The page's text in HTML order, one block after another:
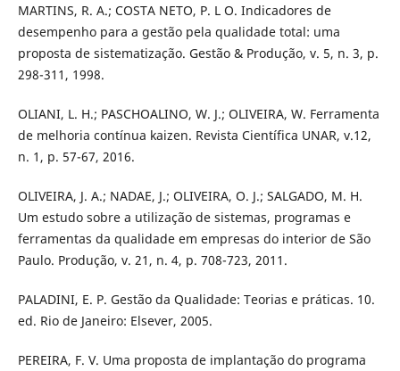
MARTINS, R. A.; COSTA NETO, P. L O. Indicadores de
desempenho para a gestão pela qualidade total: uma
proposta de sistematização. Gestão & Produção, v. 5, n. 3, p.
298-311, 1998.
OLIANI, L. H.; PASCHOALINO, W. J.; OLIVEIRA, W. Ferramenta
de melhoria contínua kaizen. Revista Científica UNAR, v.12,
n. 1, p. 57-67, 2016.
OLIVEIRA, J. A.; NADAE, J.; OLIVEIRA, O. J.; SALGADO, M. H.
Um estudo sobre a utilização de sistemas, programas e
ferramentas da qualidade em empresas do interior de São
Paulo. Produção, v. 21, n. 4, p. 708-723, 2011.
PALADINI, E. P. Gestão da Qualidade: Teorias e práticas. 10.
ed. Rio de Janeiro: Elsever, 2005.
PEREIRA, F. V. Uma proposta de implantação do programa